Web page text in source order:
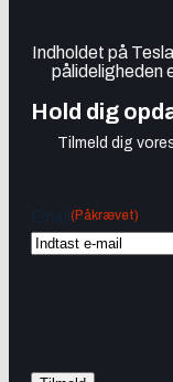
Indholdet på
pålideligheden
Hold dig
Tilmeld dig
(Påkrævet)